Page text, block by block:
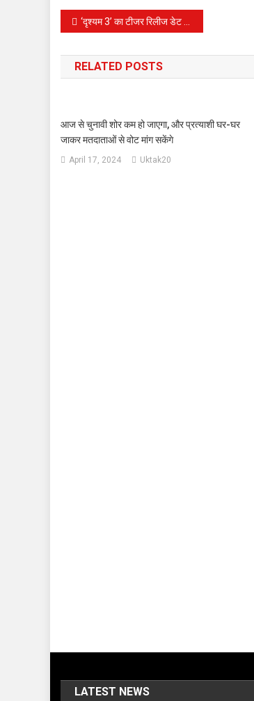
Post
navigation
‘दृश्यम 3’ का टीजर रिलीज डेट लॉक, इस दिन दिखेगी मोहनलाल की फिल्म की झलक, फटाफट नोट कर लें समय
RELATED POSTS
आज से चुनावी शोर कम हो जाएगा, और प्रत्याशी घर-घर
जाकर मतदाताओं से वोट मांग सकेंगे
April 17, 2024 Uktak20
LATEST NEWS